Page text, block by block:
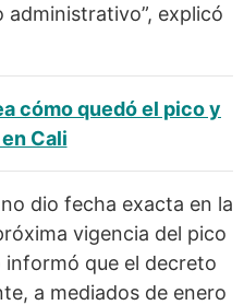
explicó
cómo quedó el pico y
Cali
dio fecha exacta en la
vigencia del pico
informó que el decreto
a mediados de enero